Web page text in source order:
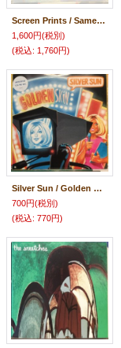
Screen Prints / Same Time Next Year
1,600円(税別)
(税込: 1,760円)
Silver Sun / Golden Skin
700円(税別)
(税込: 770円)